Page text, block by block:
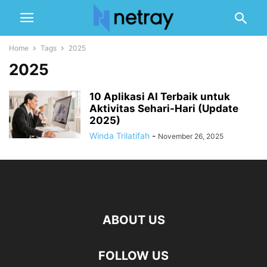
Home Tags 2025
2025
10 Aplikasi AI Terbaik untuk
Aktivitas Sehari-Hari (Update
2025)
Winda Trilatifah - November 26, 2025
ABOUT US
FOLLOW US